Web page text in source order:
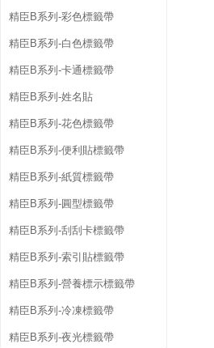
精臣B系列-彩色標籤帶
精臣B系列-白色標籤帶
精臣B系列-卡通標籤帶
精臣B系列-姓名貼
精臣B系列-花色標籤帶
精臣B系列-便利貼標籤帶
精臣B系列-紙質標籤帶
精臣B系列-圓型標籤帶
精臣B系列-刮刮卡標籤帶
精臣B系列-索引貼標籤帶
精臣B系列-營養標示標籤帶
精臣B系列-冷凍標籤帶
精臣B系列-夜光標籤帶